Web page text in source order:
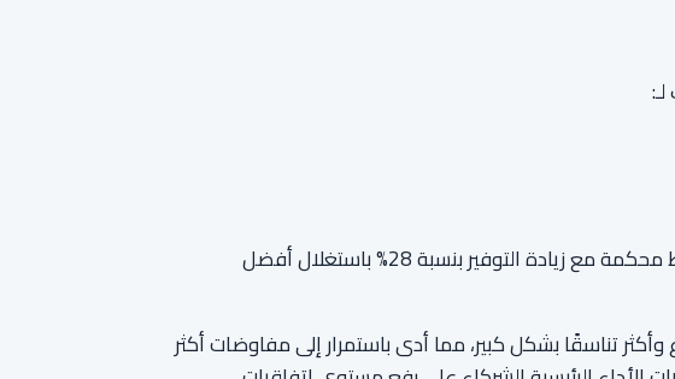
"لقد خفضنا التقاضي بنسبة 85% تقريبًا من خلال صياغة شروط محكمة مع زيادة التوفير بنسبة 28% باستغلال أفضل
تناسقًا بشكل كبير، مما أدى باستمرار إلى مفاوضات أكثر